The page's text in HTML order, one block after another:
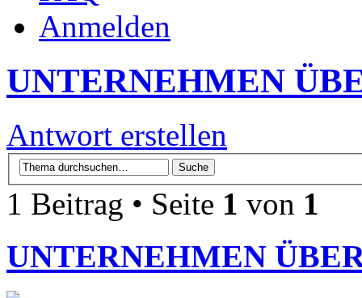
Anmelden
UNTERNEHMEN
Antwort erstellen
1 Beitrag • Seite 1 von 1
UNTERNEHMEN